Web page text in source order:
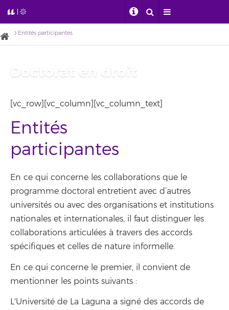
Entités participantes
Doctorat en droit
[vc_row][vc_column][vc_column_text]
Entités
participantes
En ce qui concerne les collaborations que le
programme doctoral entretient avec d’autres
universités ou avec des organisations et institutions
nationales et internationales, il faut distinguer les
collaborations articulées à travers des accords
spécifiques et celles de nature informelle.
En ce qui concerne le premier, il convient de
mentionner les points suivants :
L'Université de La Laguna a signé des accords de